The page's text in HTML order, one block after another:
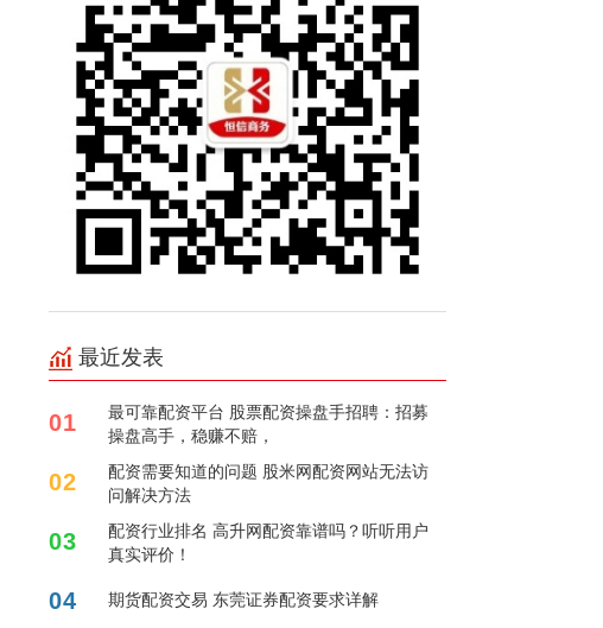
最近发表
01
最可靠配资平台 股票配资操盘手招聘：招募
操盘高手，稳赚不赔，
02
配资需要知道的问题 股米网配资网站无法访
问解决方法
03
配资行业排名 高升网配资靠谱吗？听听用户
真实评价！
04 期货配资交易 东莞证券配资要求详解